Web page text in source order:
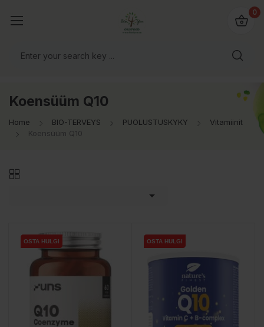
0
Koensüüm Q10
Home BIO-TERVEYS PUOLUSTUSKYKY
Vitamiinit
Koensüüm Q10

OSTA HULGI
OSTA HULGI OSTA HULGI
OSTA HULGI